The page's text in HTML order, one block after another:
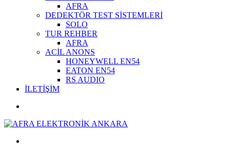
AFRA
DEDEKTÖR TEST SİSTEMLERİ
SOLO
TUR REHBER
AFRA
ACİL ANONS
HONEYWELL EN54
EATON EN54
RS AUDIO
İLETİŞİM